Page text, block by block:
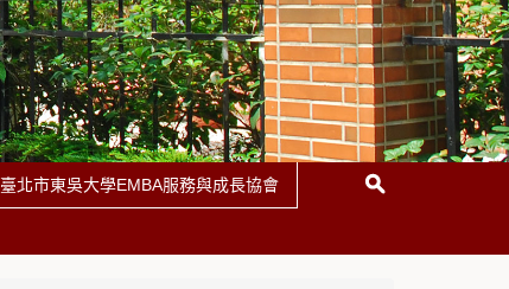
臺北市東吳大學EMBA服務與成長協會